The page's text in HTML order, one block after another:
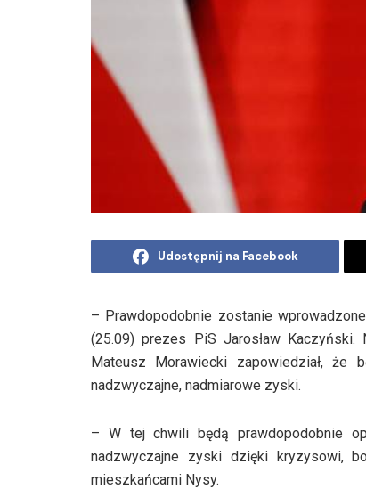
Udostępnij na Facebook
– Prawdopodobnie zostanie
(25.09) prezes PiS Jarosław
Mateusz Morawiecki zapowiedział, że
nadzwyczajne, nadmiarowe zyski.
– W tej chwili będą prawdopodobnie
nadzwyczajne zyski dzięki kryzysowi,
mieszkańcami Nysy.